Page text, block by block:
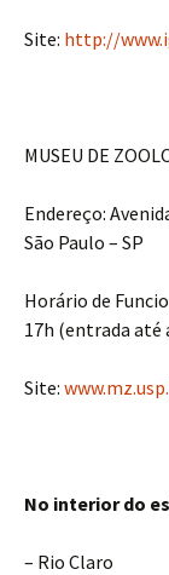
Site: http://
MUSEU DE
Endereço:
São Paulo – SP
Horário de
17h (entrada até
Site:
No interior do
– Rio Claro